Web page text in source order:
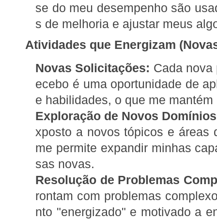
se do meu desempenho são
s de melhoria e ajustar meus
Atividades que Energizam
Novas Solicitações: Cada nova
ecebo é uma oportunidade de
e habilidades, o que me
Exploração de Novos
xposto a novos tópicos e áreas
me permite expandir minhas
sas novas.
Resolução de Problemas
rontam com problemas
nto "energizado" e motivado a